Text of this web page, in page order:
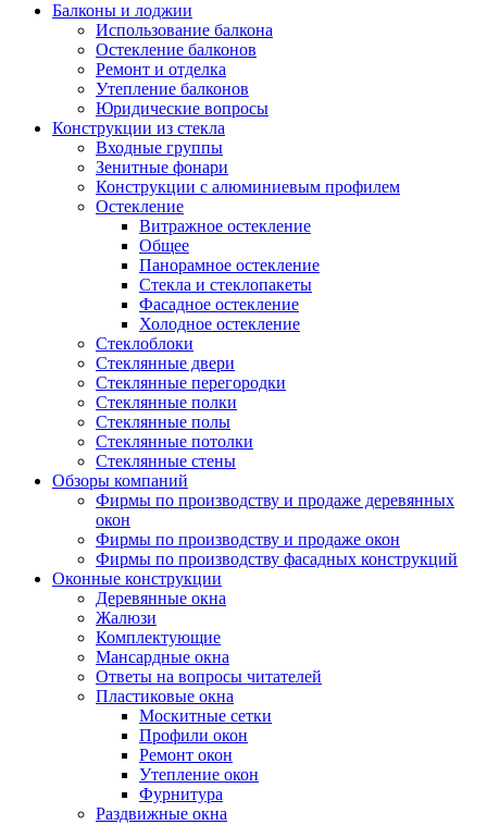
Балконы и лоджии
Использование балкона
Остекление балконов
Ремонт и отделка
Утепление балконов
Юридические вопросы
Конструкции из стекла
Входные группы
Зенитные фонари
Конструкции с алюминиевым профилем
Остекление
Витражное остекление
Общее
Панорамное остекление
Стекла и стеклопакеты
Фасадное остекление
Холодное остекление
Стеклоблоки
Стеклянные двери
Стеклянные перегородки
Стеклянные полки
Стеклянные полы
Стеклянные потолки
Стеклянные стены
Обзоры компаний
Фирмы по производству и продаже деревянных
окон
Фирмы по производству и продаже окон
Фирмы по производству фасадных конструкций
Оконные конструкции
Деревянные окна
Жалюзи
Комплектующие
Мансардные окна
Ответы на вопросы читателей
Пластиковые окна
Москитные сетки
Профили окон
Ремонт окон
Утепление окон
Фурнитура
Раздвижные окна